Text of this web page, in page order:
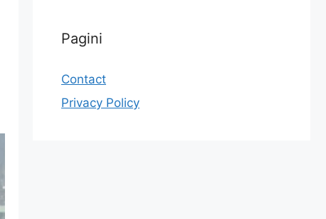
Pagini
Contact
Privacy Policy